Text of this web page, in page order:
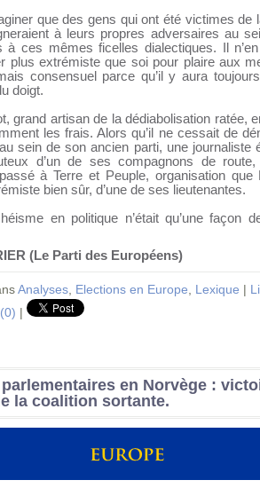
que des gens qui ont été victimes de
à leurs propres adversaires au
à ces mêmes ficelles dialectiques. Il
plus extrémiste que soi pour plaire aux
consensuel parce qu’il y aura toujours
doigt.
grand artisan de la dédiabolisation ratée,
les frais. Alors qu’il ne cessait de
sein de son ancien parti, une journaliste
d’un de ses compagnons de route,
à Terre et Peuple, organisation que
bien sûr, d’une de ses lieutenantes.
en politique n’était qu’une façon
(Le Parti des Européens)
Analyses, Elections en Europe, Lexique
en Norvège :
la coalition sortante.